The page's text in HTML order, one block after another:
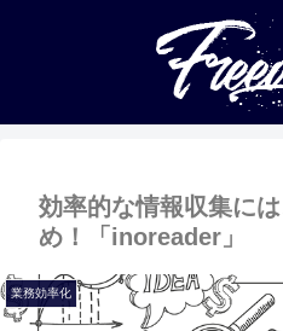
効率的な情報収集に
め！「inoreader」
業務効率化